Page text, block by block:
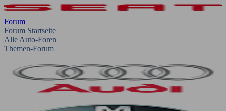
Forum
Forum Startseite
Alle Auto-Foren
Themen-Forum